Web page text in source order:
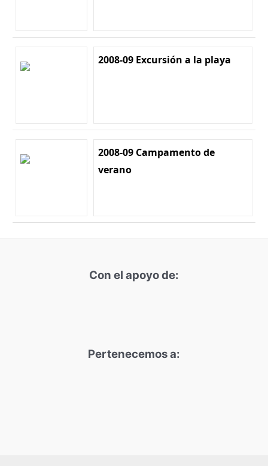
2008-09 Excursión a la playa
2008-09 Campamento de
verano
Con el apoyo de:
Pertenecemos a: